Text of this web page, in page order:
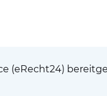
(eRecht24)